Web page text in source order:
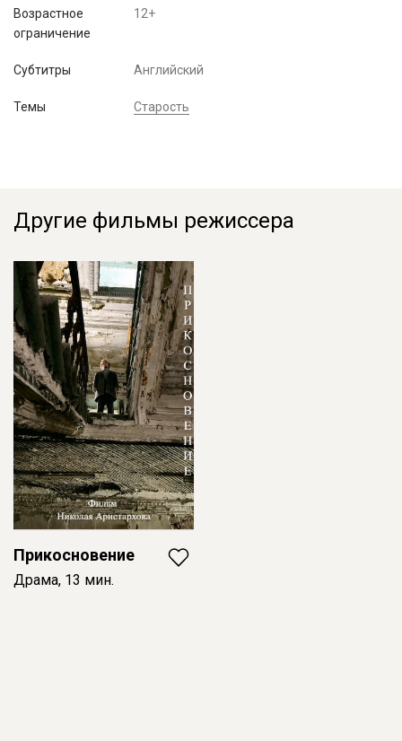
Возрастное
ограничение
12+
Субтитры Английский
Темы Старость
Другие фильмы режиссера
Прикосновение
Драма, 13 мин.